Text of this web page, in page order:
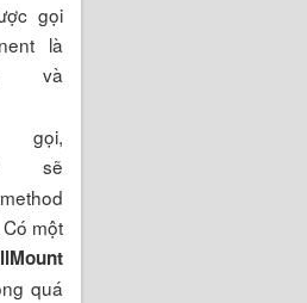
gọi
là
và
gọi,
sẽ
một
quá